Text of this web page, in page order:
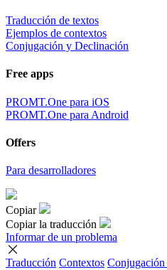
Traducción de textos
Ejemplos de contextos
Conjugación y Declinación
Free apps
PROMT.One para iOS
PROMT.One para Android
Offers
Para desarrolladores
Copiar
Copiar la traducción
Informar de un problema
Traducción Contextos Conjugación